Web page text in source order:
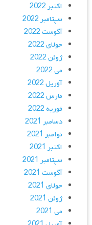
اکتبر 2022
سپتامبر 2022
آگوست 2022
جولای 2022
ژوئن 2022
می 2022
آوریل 2022
مارس 2022
فوریه 2022
دسامبر 2021
نوامبر 2021
اکتبر 2021
سپتامبر 2021
آگوست 2021
جولای 2021
ژوئن 2021
می 2021